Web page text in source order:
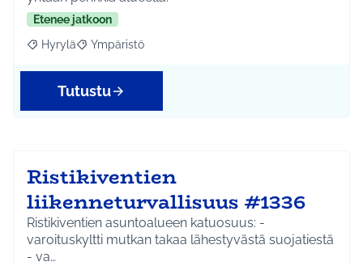
Etenee jatkoon
Rajaa tulokset aihepiirin mukaan: Hyrylä
Hyrylä Rajaa tulokset teeman mukaan: Ympäristö
Ympäristö
Tutustu
Ristikiventien
liikenneturvallisuus #1336
Ristikiventien asuntoalueen katuosuus: -
varoituskyltti mutkan takaa lähestyvästä suojatiestä
- va…